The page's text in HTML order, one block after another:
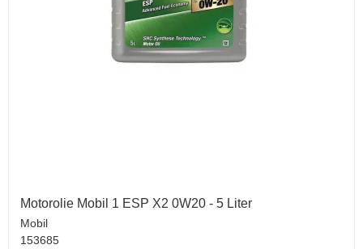
Motorolie Mobil 1 ESP X2 0W20 - 5 Liter
Mobil
153685